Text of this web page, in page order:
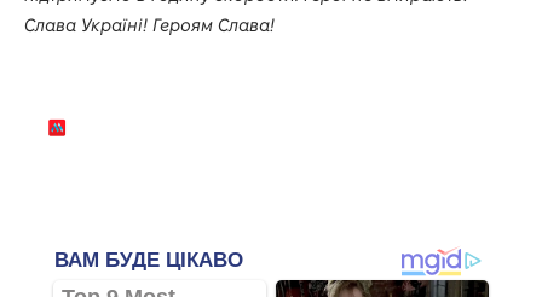
Слава Україні! Героям Слава!